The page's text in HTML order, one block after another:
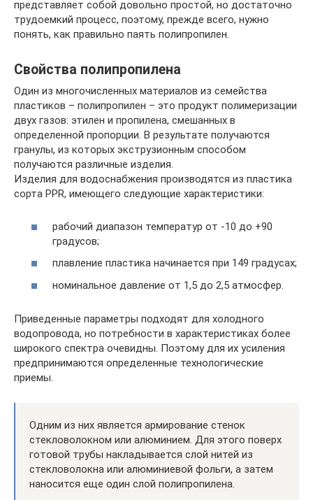
представляет собой довольно простой, но достаточно
трудоемкий процесс, поэтому, прежде всего, нужно
понять, как правильно паять полипропилен.
Свойства полипропилена
Один из многочисленных материалов из семейства
пластиков – полипропилен – это продукт полимеризации
двух газов: этилен и пропилена, смешанных в
определенной пропорции. В результате получаются
гранулы, из которых экструзионным способом
получаются различные изделия.
Изделия для водоснабжения производятся из пластика
сорта PPR, имеющего следующие характеристики:
рабочий диапазон температур от -10 до +90
градусов;
плавление пластика начинается при 149 градусах;
номинальное давление от 1,5 до 2,5 атмосфер.
Приведенные параметры подходят для холодного
водопровода, но потребности в характеристиках более
широкого спектра очевидны. Поэтому для их усиления
предпринимаются определенные технологические
приемы.
Одним из них является армирование стенок
стекловолокном или алюминием. Для этого поверх
готовой трубы накладывается слой нитей из
стекловолокна или алюминиевой фольги, а затем
наносится еще один слой полипропилена.